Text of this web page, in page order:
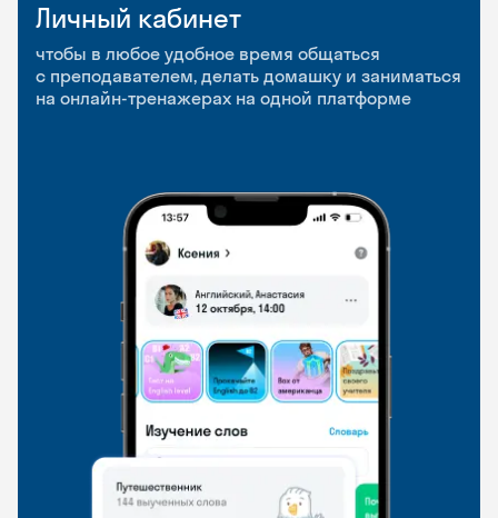
Личный кабинет
чтобы в любое удобное время общаться
с преподавателем, делать домашку и заниматься
на онлайн-тренажерах на одной платформе
Мобильное
приложение
чтобы заниматься и изучать новые слова где
и когда удобно
Разговорные клубы
и Talks
Групповые занятия для разговорной практики
и индивидуальные встречи с преподавателями